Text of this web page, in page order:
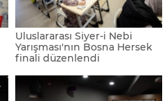
Uluslararası Siyer-i Nebi
Yarışması'nın Bosna Hersek
finali düzenlendi